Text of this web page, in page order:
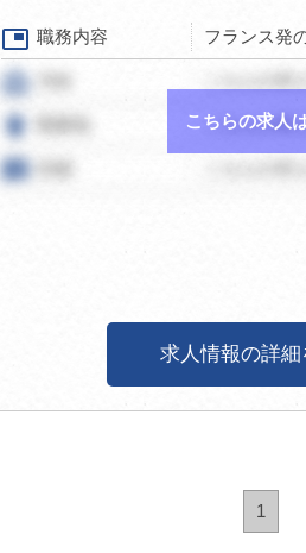
picture_in_picture 職務内容 フランス発
こちらの求人
card_travel
room こちらの求
speaker_notes
求人情報の詳細
1